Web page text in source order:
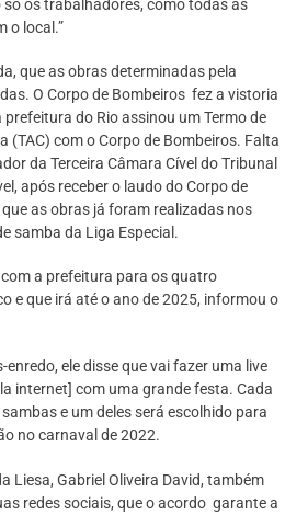
os trabalhadores, como todas as
o local.”
que as obras determinadas pela
O Corpo de Bombeiros fez a vistoria
prefeitura do Rio assinou um Termo de
(TAC) com o Corpo de Bombeiros. Falta
da Terceira Câmara Cível do Tribunal
após receber o laudo do Corpo de
as obras já foram realizadas nos
samba da Liga Especial.
a prefeitura para os quatro
e que irá até o ano de 2025, informou o
ele disse que vai fazer uma live
internet] com uma grande festa. Cada
e um deles será escolhido para
no carnaval de 2022.
Liesa, Gabriel Oliveira David, também
redes sociais, que o acordo garante a